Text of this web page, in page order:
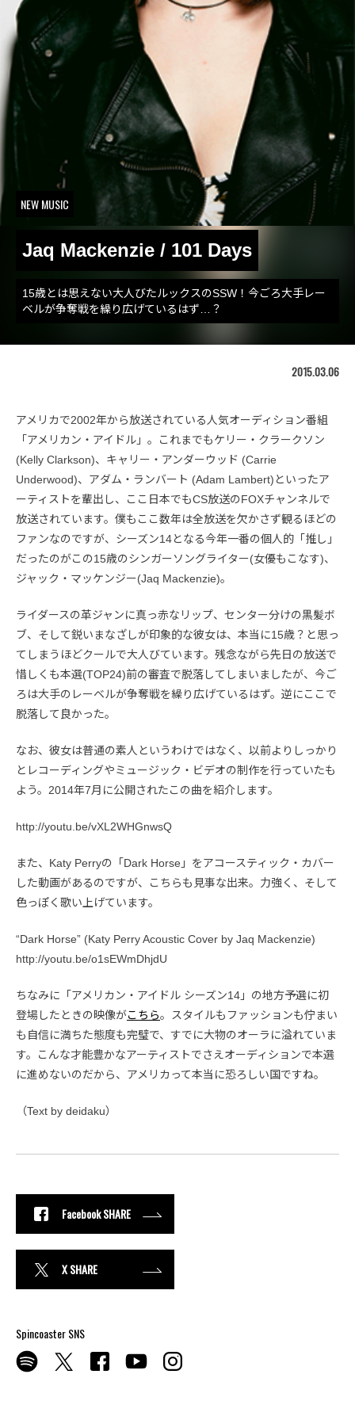
NEW MUSIC
Jaq Mackenzie / 101 Days
15歳とは思えない大人びたルックスのSSW！今ごろ大手レー
ベルが争奪戦を繰り広げているはず…？
2015.03.06
アメリカで2002年から放送されている人気オーディション番組
「アメリカン・アイドル」。これまでもケリー・クラークソン
(Kelly Clarkson)、キャリー・アンダーウッド (Carrie
Underwood)、アダム・ランバート (Adam Lambert)といったア
ーティストを輩出し、ここ日本でもCS放送のFOXチャンネルで
放送されています。僕もここ数年は全放送を欠かさず観るほどの
ファンなのですが、シーズン14となる今年一番の個人的「推し」
だったのがこの15歳のシンガーソングライター(女優もこなす)、
ジャック・マッケンジー(Jaq Mackenzie)。
ライダースの革ジャンに真っ赤なリップ、センター分けの黒髪ボ
ブ、そして鋭いまなざしが印象的な彼女は、本当に15歳？と思っ
てしまうほどクールで大人びています。残念ながら先日の放送で
惜しくも本選(TOP24)前の審査で脱落してしまいましたが、今ご
ろは大手のレーベルが争奪戦を繰り広げているはず。逆にここで
脱落して良かった。
なお、彼女は普通の素人というわけではなく、以前よりしっかり
とレコーディングやミュージック・ビデオの制作を行っていたも
よう。2014年7月に公開されたこの曲を紹介します。
http://youtu.be/vXL2WHGnwsQ
また、Katy Perryの「Dark Horse」をアコースティック・カバー
した動画があるのですが、こちらも見事な出来。力強く、そして
色っぽく歌い上げています。
“Dark Horse” (Katy Perry Acoustic Cover by Jaq Mackenzie)
http://youtu.be/o1sEWmDhjdU
ちなみに「アメリカン・アイドル シーズン14」の地方予選に初
登場したときの映像がこちら。スタイルもファッションも佇まい
も自信に満ちた態度も完璧で、すでに大物のオーラに溢れていま
す。こんな才能豊かなアーティストでさえオーディションで本選
に進めないのだから、アメリカって本当に恐ろしい国ですね。
（Text by deidaku）
Facebook SHARE
X SHARE
Spincoaster SNS